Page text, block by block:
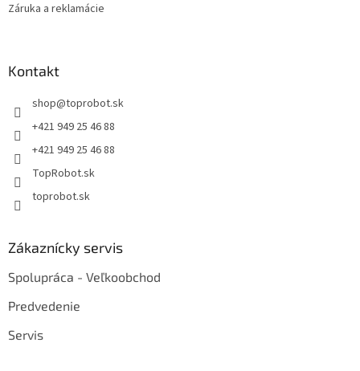
Záruka a reklamácie
Kontakt
shop@toprobot.sk
+421 949 25 46 88
+421 949 25 46 88
TopRobot.sk
toprobot.sk
Zákaznícky servis
Spolupráca - Veľkoobchod
Predvedenie
Servis